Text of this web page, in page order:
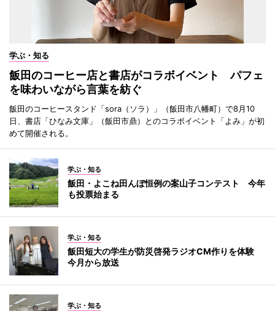
学ぶ・知る
飯田のコーヒー店と書店がコラボイベント パフェ
を味わいながら言葉を紡ぐ
飯田のコーヒースタンド「sora（ソラ）」（飯田市八幡町）で8月10
日、書店「ひなみ文庫」（飯田市鼎）とのコラボイベント「よみ」が初
めて開催される。
学ぶ・知る
飯田・よこね田んぼ恒例の案山子コンテスト 今年
も投票始まる
学ぶ・知る
飯田短大の学生が防災啓発ラジオCM作りを体験
今月から放送
学ぶ・知る